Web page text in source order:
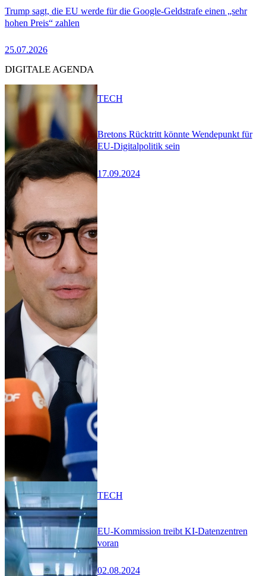
Trump sagt, die EU werde für die Google-Geldstrafe einen „sehr
hohen Preis“ zahlen
25.07.2026
DIGITALE AGENDA
Bretons Rücktritt könnte Wendepunkt für
EU-Digitalpolitik sein
17.09.2024
TECH
EU-Kommission treibt KI-Datenzentren
voran
02.08.2024
TECH